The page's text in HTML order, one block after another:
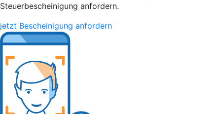
Steuerbescheinigung anfordern.
jetzt Bescheinigung anfordern